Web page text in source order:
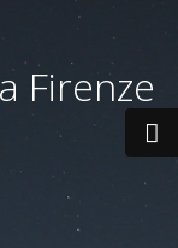
Firenze